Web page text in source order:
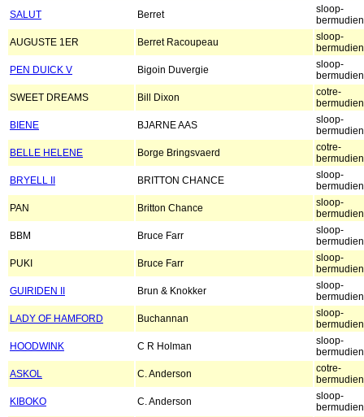
SALUT
Berret
sloop-
bermudien
AUGUSTE 1ER
Berret Racoupeau
sloop-
bermudien
PEN DUICK V
Bigoin Duvergie
sloop-
bermudien
SWEET DREAMS
Bill Dixon
cotre-
bermudien
BIENE
BJARNE AAS
sloop-
bermudien
BELLE HELENE
Borge Bringsvaerd
cotre-
bermudien
BRYELL II
BRITTON CHANCE
sloop-
bermudien
PAN
Britton Chance
sloop-
bermudien
BBM
Bruce Farr
sloop-
bermudien
PUKI
Bruce Farr
sloop-
bermudien
GUIRIDEN II
Brun & Knokker
sloop-
bermudien
LADY OF HAMFORD
Buchannan
sloop-
bermudien
HOODWINK
C R Holman
sloop-
bermudien
ASKOL
C. Anderson
cotre-
bermudien
KIBOKO
C. Anderson
sloop-
bermudien